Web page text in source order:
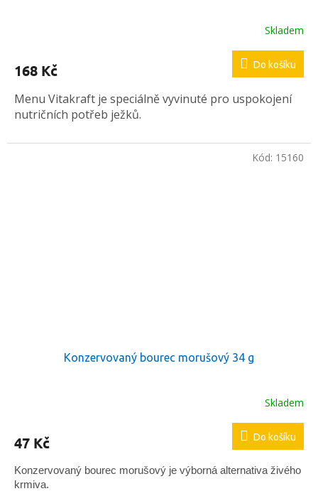
Skladem
168 Kč Do košíku
Menu Vitakraft je speciálně vyvinuté pro uspokojení
nutričních potřeb ježků.
Konzervovaný bourec morušový 34 g
Skladem
47 Kč Do košíku
Konzervovaný bourec morušový je výborná alternativa živého
krmiva.
Kód: 15160